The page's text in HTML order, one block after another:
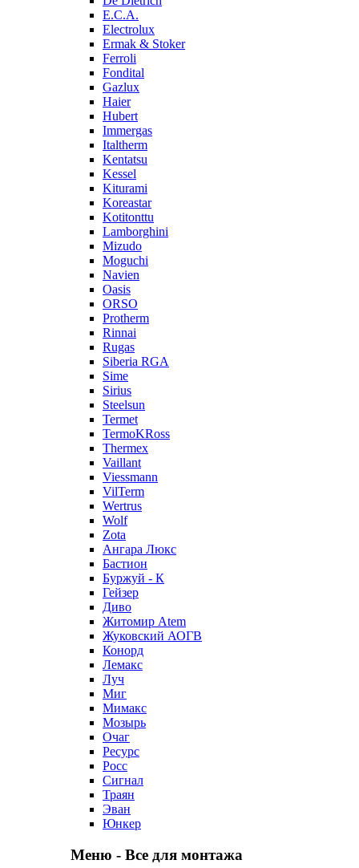
E.C.A.
Electrolux
Ermak & Stoker
Ferroli
Fondital
Gazlux
Haier
Hubert
Immergas
Italtherm
Kentatsu
Kessel
Kiturami
Koreastar
Kotitonttu
Lamborghini
Mizudo
Moguchi
Navien
Oasis
ORSO
Protherm
Rinnai
Rugas
Siberia RGA
Sime
Sirius
Steelsun
Termet
TermoKRoss
Thermex
Vaillant
Viessmann
VilTerm
Wertrus
Wolf
Zota
Ангара Люкс
Бастион
Буржуй - К
Гейзер
Диво
Житомир Аtem
Жуковский АОГВ
Конорд
Лемакс
Луч
Миг
Мимакс
Мозырь
Очаг
Ресурс
Росс
Сигнал
Траян
Эван
Юнкер
Меню - Все для монтажа